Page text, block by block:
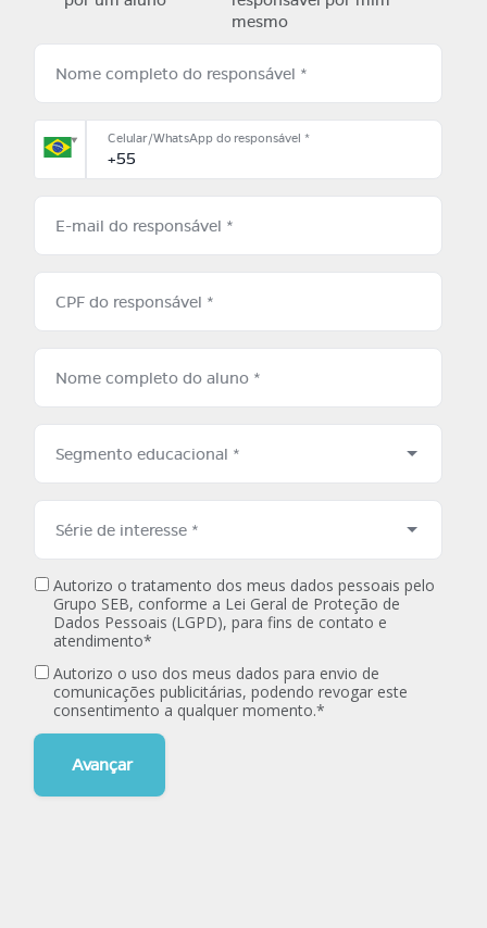
Autorizo o tratamento dos meus dados pessoais pelo
Grupo SEB, conforme a Lei Geral de Proteção de
Dados Pessoais (LGPD), para fins de contato e
atendimento*
Autorizo o uso dos meus dados para envio de
comunicações publicitárias, podendo revogar este
consentimento a qualquer momento.*
Avançar